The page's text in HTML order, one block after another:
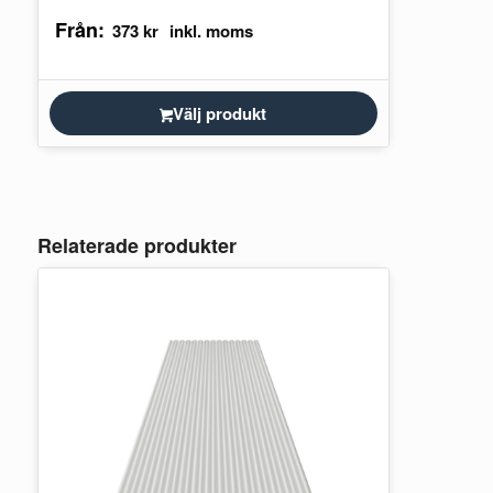
Glöm…
Från: 373kr
Välj produkt
Relaterade produkter